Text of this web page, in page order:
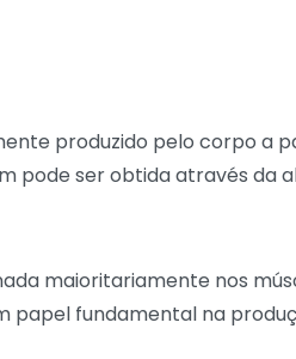
produzido pelo corpo a
pode ser obtida através da
maioritariamente nos
papel fundamental na